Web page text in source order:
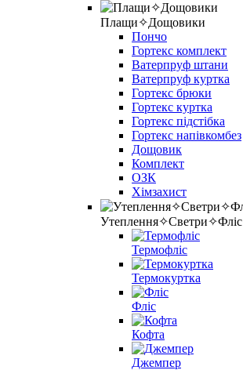
Плащи✧Дощовики
Пончо
Гортекс комплект
Ватерпруф штани
Ватерпруф куртка
Гортекс брюки
Гортекс куртка
Гортекс підстібка
Гортекс напівкомбез
Дощовик
Комплект
ОЗК
Хімзахист
Утеплення✧Светри✧Фліс
Термофліс
Термокуртка
Фліс
Кофта
Джемпер